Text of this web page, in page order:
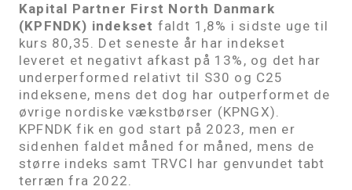
Kapital Partner First North Danmark
(KPFNDK) indekset faldt 1,8% i sidste uge til
kurs 80,35. Det seneste år har indekset
leveret et negativt afkast på 13%, og det har
underperformed relativt til S30 og C25
indeksene, mens det dog har outperformet de
øvrige nordiske vækstbørser (KPNGX).
KPFNDK fik en god start på 2023, men er
sidenhen faldet måned for måned, mens de
større indeks samt TRVCI har genvundet tabt
terræn fra 2022.